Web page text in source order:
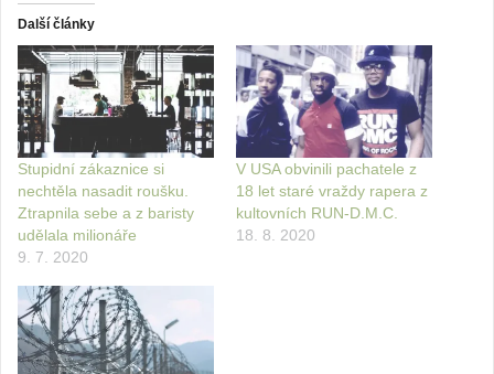
Další články
Stupidní zákaznice si
nechtěla nasadit roušku.
Ztrapnila sebe a z baristy
udělala milionáře
9. 7. 2020
V USA obvinili pachatele z
18 let staré vraždy rapera z
kultovních RUN-D.M.C.
18. 8. 2020